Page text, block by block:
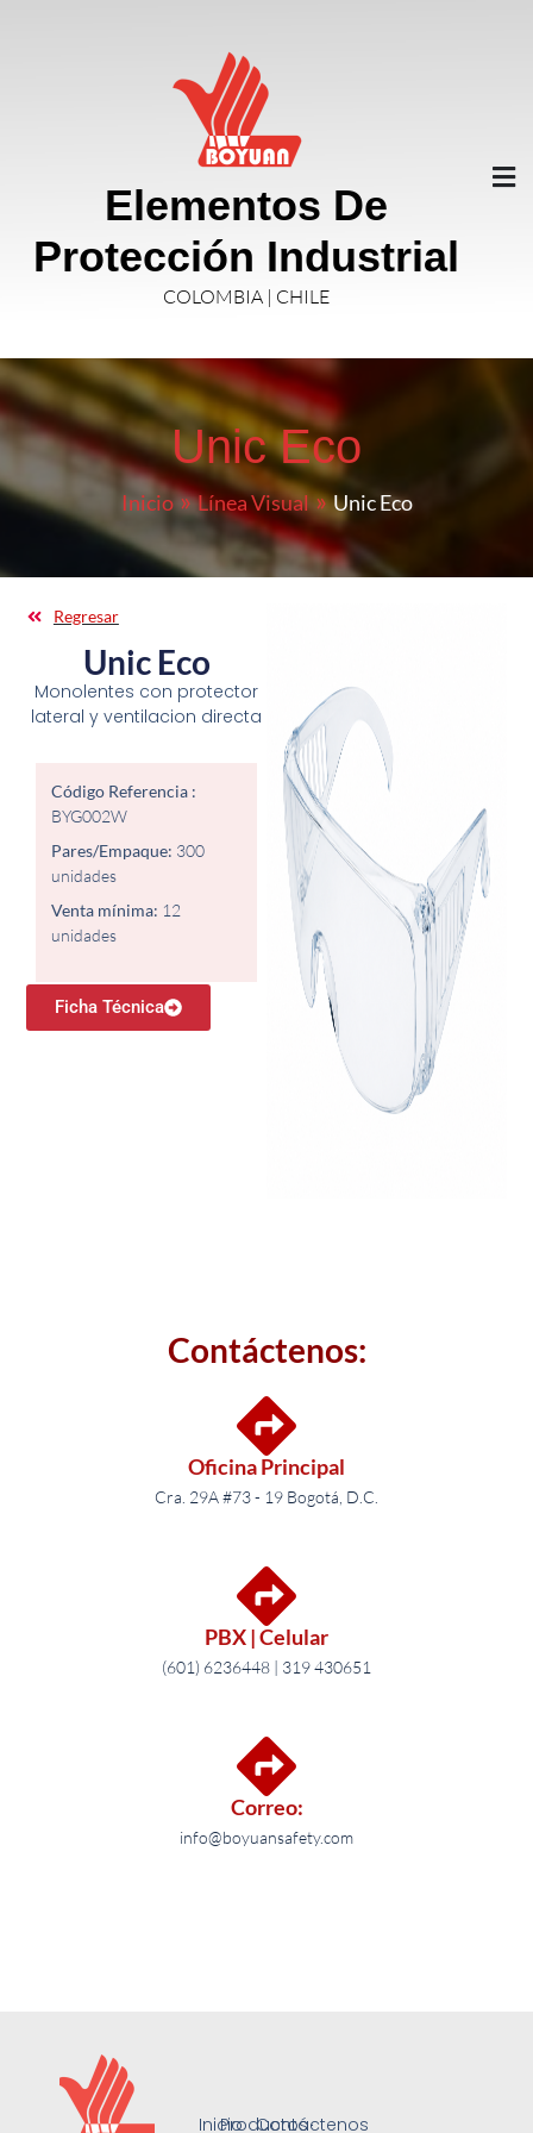
Elementos De
Protección Industrial
COLOMBIA | CHILE
Unic Eco
Inicio Línea Visual Unic Eco
Unic Eco
Monolentes con protector
lateral y ventilacion directa
Código Referencia :
BYG002W
Pares/Empaque: 300
unidades
Venta mínima: 12
unidades
Ficha Técnica
Regresar
Contáctenos:
Oficina Principal
Cra. 29A #73 - 19 Bogotá, D.C.
PBX | Celular
(601) 6236448 | 319 430651
Correo:
info@boyuansafety.com
InicioProductos
Contáctenos